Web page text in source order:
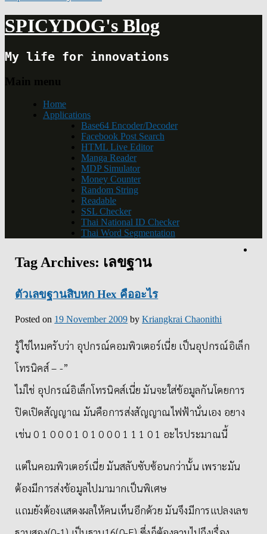
SPICYDOG's Blog
My life for innovations
Main menu
Home
Applications
Base64 Encoder/Decoder
Facebook Post Search
HTML Live Editor
Manga Reader
MDP Simulator
Money Counter
Random String
Readable
SSL Checker
Thai National ID Checker
Thai Word Segmentation
Tag Archives: เลขฐาน
ตัวเลขฐานสิบหก Hex คืออะไร
Posted on 19 November 2009 byKriangkrai Chaonithi
รู้ใช่ไหมครับว่า อุปกรณ์คอมพิวเตอร์เนี่ย เป็นอุปกรณ์อิเล็ก
โทรนิคส์ – -”
ไม่ใช่ อุปกรณ์อิเล็กโทรนิคส์เนี่ย มันจะใส่ข้อมูลกันโดยการ
ปิดเปิดสัญญาณ มันคือการส่งสัญญาณไฟฟ้านั่นเอง อยาง
เช่น 0 1 0 0 0 1 0 1 0 0 0 1 1 1 0 1 อะไรประมาณนี้
แต่ในคอมพิวเตอร์เนี่ย มันสลับซับซ้อนกว่านั้น เพราะมัน
ต้องมีการส่งข้อมูลไปมามากเป็นพิเศษ
แถมยังต้องแสดงผลให้คนเห็นอีกด้วย มันจึงมีการแปลงเลข